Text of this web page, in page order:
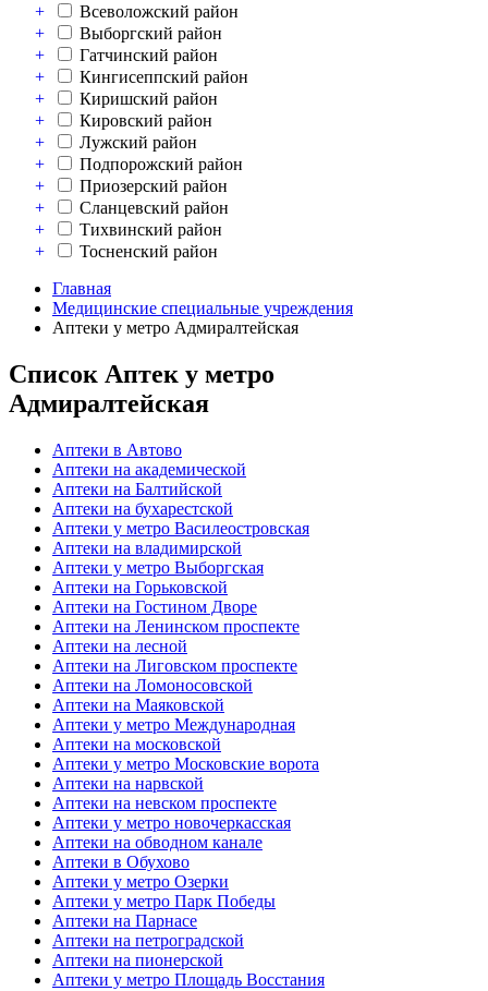
+
Всеволожский район
+
Выборгский район
+
Гатчинский район
+
Кингисеппский район
+
Киришский район
+
Кировский район
+
Лужский район
+
Подпорожский район
+
Приозерский район
+
Сланцевский район
+
Тихвинский район
+
Тосненский район
Главная
Медицинские специальные учреждения
Аптеки у метро Адмиралтейская
Список Аптек у метро
Адмиралтейская
Аптеки в Автово
Аптеки на академической
Аптеки на Балтийской
Аптеки на бухарестской
Аптеки у метро Василеостровская
Аптеки на владимирской
Аптеки у метро Выборгская
Аптеки на Горьковской
Аптеки на Гостином Дворе
Аптеки на Ленинском проспекте
Аптеки на лесной
Аптеки на Лиговском проспекте
Аптеки на Ломоносовской
Аптеки на Маяковской
Аптеки у метро Международная
Аптеки на московской
Аптеки у метро Московские ворота
Аптеки на нарвской
Аптеки на невском проспекте
Аптеки у метро новочеркасская
Аптеки на обводном канале
Аптеки в Обухово
Аптеки у метро Озерки
Аптеки у метро Парк Победы
Аптеки на Парнасе
Аптеки на петроградской
Аптеки на пионерской
Аптеки у метро Площадь Восстания